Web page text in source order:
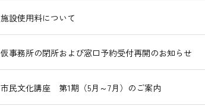
施設使用料について
仮事務所の閉所および窓口予約受付再開のお知らせ
市民文化講座 第1期（5月～7月）のご案内